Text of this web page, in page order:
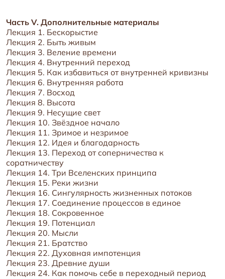
Часть V. Дополнительные материалы
Лекция 1. Бескорыстие
Лекция 2. Быть живым
Лекция 3. Веление времени
Лекция 4. Внутренний переход
Лекция 5. Как избавиться от внутренней кривизны
Лекция 6. Внутренняя работа
Лекция 7. Восход
Лекция 8. Высота
Лекция 9. Несущие свет
Лекция 10. Звёздное начало
Лекция 11. Зримое и незримое
Лекция 12. Идея и благодарность
Лекция 13. Переход от соперничества к
соратничеству
Лекция 14. Три Вселенских принципа
Лекция 15. Реки жизни
Лекция 16. Сингулярность жизненных потоков
Лекция 17. Соединение процессов в единое
Лекция 18. Сокровенное
Лекция 19. Потенциал
Лекция 20. Мысли
Лекция 21. Братство
Лекция 22. Духовная импотенция
Лекция 23. Древние души
Лекция 24. Как помочь себе в переходный период